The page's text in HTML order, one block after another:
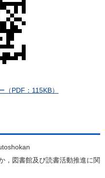
（PDF：115KB）
，図書館及び読書活動推進に関